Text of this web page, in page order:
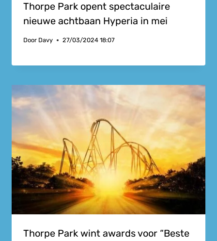
Thorpe Park opent spectaculaire
nieuwe achtbaan Hyperia in mei
Door Davy 27/03/2024 18:07
Thorpe Park wint awards voor “Beste